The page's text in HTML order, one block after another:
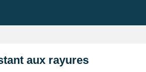
aux rayures